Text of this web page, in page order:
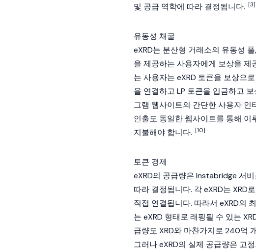
및 공급 역학에 따라 결정됩니다. [3]
유동성 채굴
eXRD는 분산형 거래소의 유동성 풀
을 제공하는 사용자에게 보상을 제
는 사용자는 eXRD 토큰을 보상으
을 연결하고 LP 토큰을 입금하고
그램 웹사이트의 간단한 사용자 인
인출도 동일한 웹사이트를 통해 이
지불해야 합니다. [10]
토큰 경제
eXRD의 공급량은 Instabridge 서
따라 결정됩니다. 각 eXRD는 XRD
직접 연결됩니다. 따라서 eXRD의
는 eXRD 형태로 래핑될 수 있는
급량도 XRD와 마찬가지로 240억
그러나 eXRD의 실제 공급량은 고